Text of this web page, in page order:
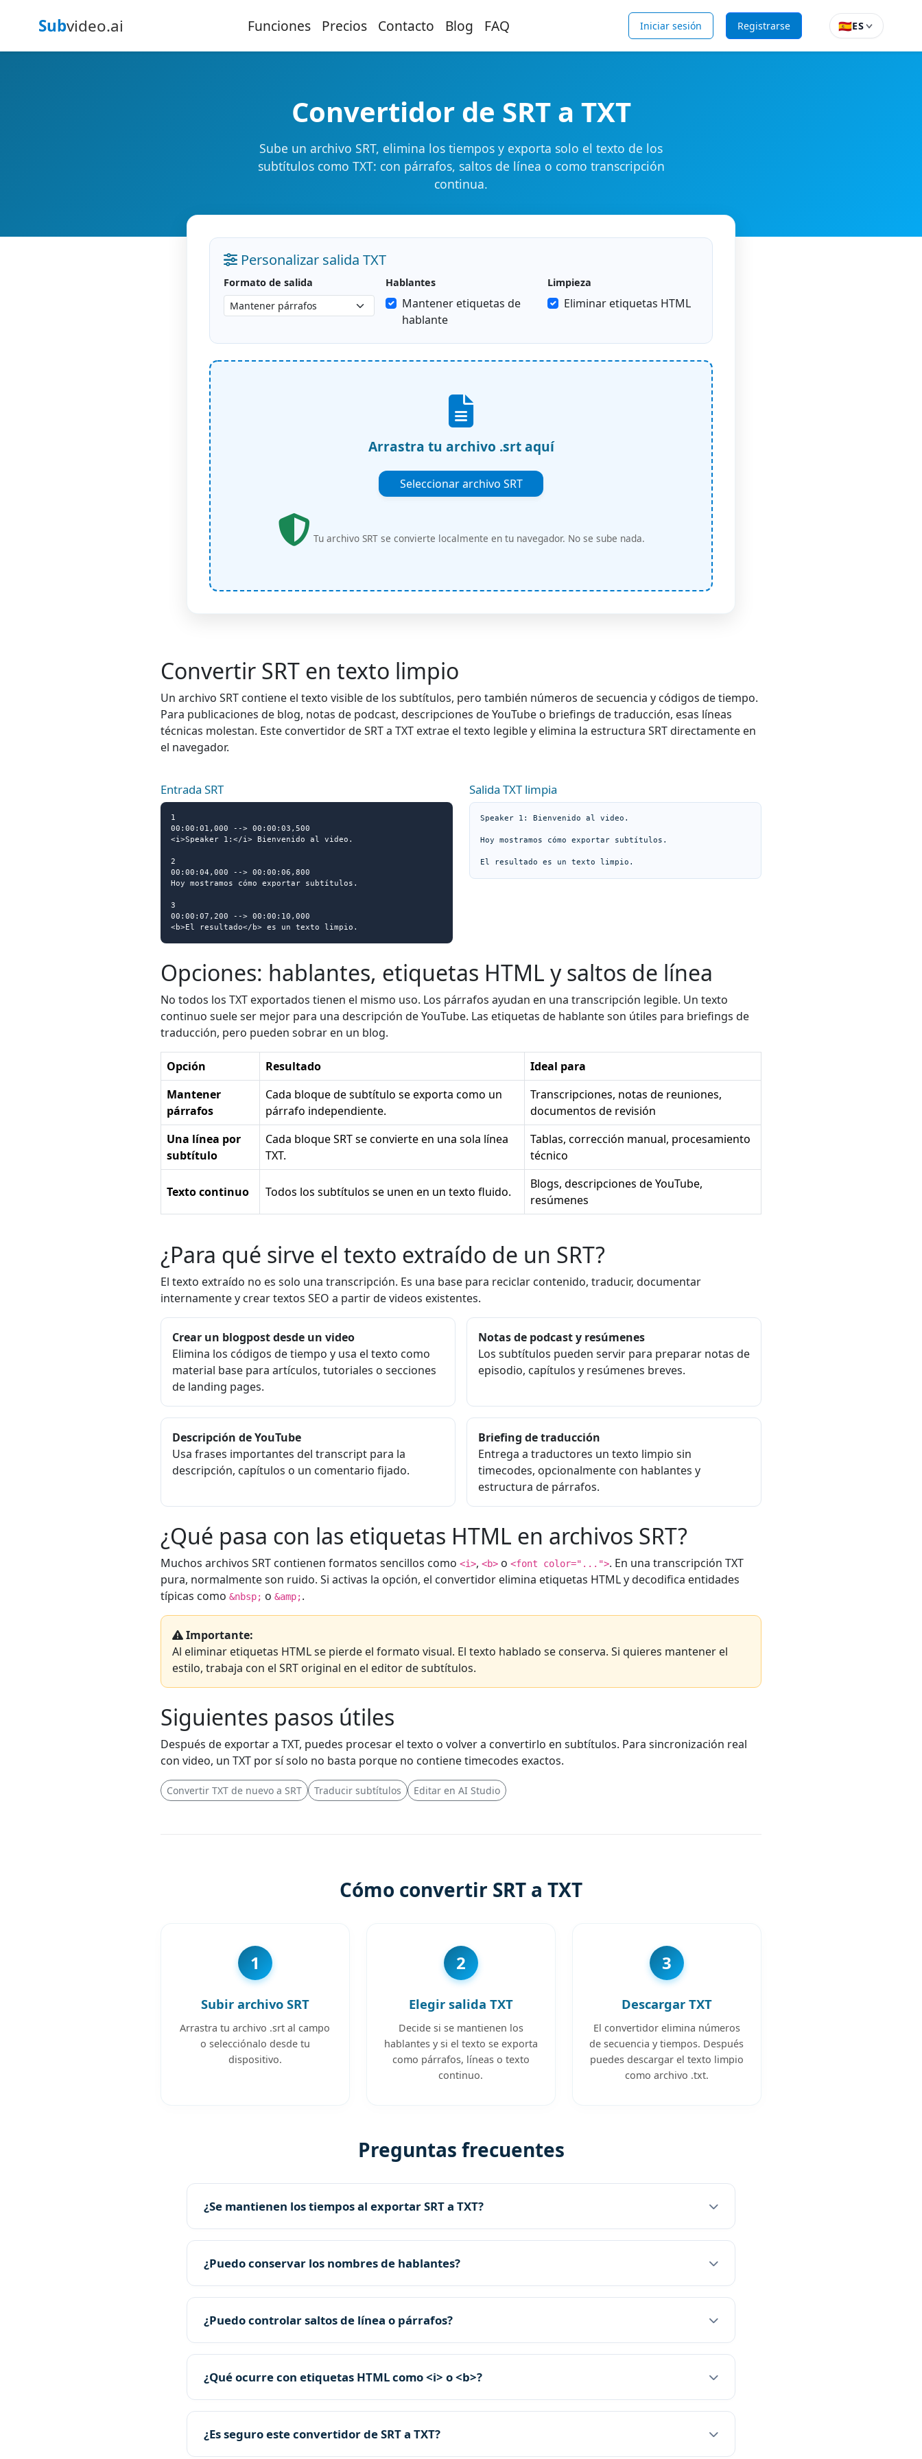
Subvideo.ai Funciones Precios Contacto Blog FAQ Iniciar sesión Registrarse 🇪🇸ES
Convertidor de SRT a TXT
Sube un archivo SRT, elimina los tiempos y exporta solo el texto de los
subtítulos como TXT: con párrafos, saltos de línea o como transcripción
continua.
Personalizar salida TXT
Formato de salida Hablantes
Mantener etiquetas de
hablante
Limpieza
Eliminar etiquetas HTML
Arrastra tu archivo .srt aquí
Seleccionar archivo SRT
Tu archivo SRT se convierte localmente en tu navegador. No se sube nada.
Convertir SRT en texto limpio
Un archivo SRT contiene el texto visible de los subtítulos, pero también números de secuencia y códigos de tiempo.
Para publicaciones de blog, notas de podcast, descripciones de YouTube o briefings de traducción, esas líneas
técnicas molestan. Este convertidor de SRT a TXT extrae el texto legible y elimina la estructura SRT directamente en
el navegador.
Entrada SRT
1
00:00:01,000 --> 00:00:03,500
<i>Speaker 1:</i> Bienvenido al video.
2
00:00:04,000 --> 00:00:06,800
Hoy mostramos cómo exportar subtítulos.
3
00:00:07,200 --> 00:00:10,000
<b>El resultado</b> es un texto limpio.
Salida TXT limpia
Speaker 1: Bienvenido al video.
Hoy mostramos cómo exportar subtítulos.
El resultado es un texto limpio.
Opciones: hablantes, etiquetas HTML y saltos de línea
No todos los TXT exportados tienen el mismo uso. Los párrafos ayudan en una transcripción legible. Un texto
continuo suele ser mejor para una descripción de YouTube. Las etiquetas de hablante son útiles para briefings de
traducción, pero pueden sobrar en un blog.
Opción Resultado
Ideal para
Mantener
párrafos
Cada bloque de subtítulo se exporta como un
párrafo independiente.
Transcripciones, notas de reuniones,
documentos de revisión
Una línea por
subtítulo
Cada bloque SRT se convierte en una sola línea
TXT.
Tablas, corrección manual, procesamiento
técnico
Texto continuo Todos los subtítulos se unen en un texto fluido.
Blogs, descripciones de YouTube,
resúmenes
¿Para qué sirve el texto extraído de un SRT?
El texto extraído no es solo una transcripción. Es una base para reciclar contenido, traducir, documentar
internamente y crear textos SEO a partir de videos existentes.
Crear un blogpost desde un video
Elimina los códigos de tiempo y usa el texto como
material base para artículos, tutoriales o secciones
de landing pages.
Notas de podcast y resúmenes
Los subtítulos pueden servir para preparar notas de
episodio, capítulos y resúmenes breves.
Descripción de YouTube
Usa frases importantes del transcript para la
descripción, capítulos o un comentario fijado.
Briefing de traducción
Entrega a traductores un texto limpio sin
timecodes, opcionalmente con hablantes y
estructura de párrafos.
¿Qué pasa con las etiquetas HTML en archivos SRT?
Muchos archivos SRT contienen formatos sencillos como <i>, <b> o <font color="...">. En una transcripción TXT
pura, normalmente son ruido. Si activas la opción, el convertidor elimina etiquetas HTML y decodifica entidades
típicas como &nbsp; o &amp;.
Importante:
Al eliminar etiquetas HTML se pierde el formato visual. El texto hablado se conserva. Si quieres mantener el
estilo, trabaja con el SRT original en el editor de subtítulos.
Siguientes pasos útiles
Después de exportar a TXT, puedes procesar el texto o volver a convertirlo en subtítulos. Para sincronización real
con video, un TXT por sí solo no basta porque no contiene timecodes exactos.
Convertir TXT de nuevo a SRT Traducir subtítulos Editar en AI Studio
Cómo convertir SRT a TXT
1
Subir archivo SRT
Arrastra tu archivo .srt al campo
o selecciónalo desde tu
dispositivo.
2
Elegir salida TXT
Decide si se mantienen los
hablantes y si el texto se exporta
como párrafos, líneas o texto
continuo.
3
Descargar TXT
El convertidor elimina números
de secuencia y tiempos. Después
puedes descargar el texto limpio
como archivo .txt.
Preguntas frecuentes
¿Se mantienen los tiempos al exportar SRT a TXT?
¿Puedo conservar los nombres de hablantes?
¿Puedo controlar saltos de línea o párrafos?
¿Qué ocurre con etiquetas HTML como <i> o <b>?
¿Es seguro este convertidor de SRT a TXT?